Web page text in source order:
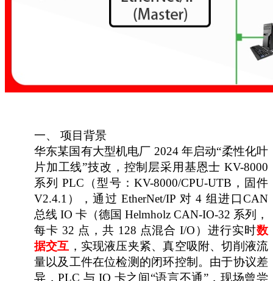
一、 项目背景
华东某国有大型机电厂 2024 年启动“柔性化叶
片加工线”技改，控制层采用基恩士 KV-8000
系列 PLC（型号：KV-8000/CPU-UTB，固件
V2.4.1），通过 EtherNet/IP 对 4 组进口CAN
总线 IO 卡（德国 Helmholz CAN-IO-32 系列，
每卡 32 点，共 128 点混合 I/O）进行实时数
据交互 ，实现液压夹紧、真空吸附、切削液流
量以及工件在位检测的闭环控制。由于协议差
异，PLC 与 IO 卡之间“语言不通”，现场曾尝